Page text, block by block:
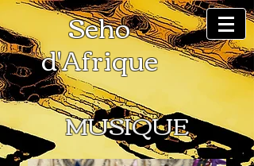
​Seho
d'Afrique
MUSIQUE